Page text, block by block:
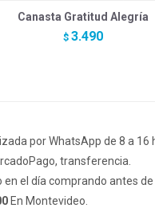
Canasta Gratitud Alegría
$ 3.490
por WhatsApp de 8 a 16
transferencia.
en el día comprando antes de
En Montevideo.